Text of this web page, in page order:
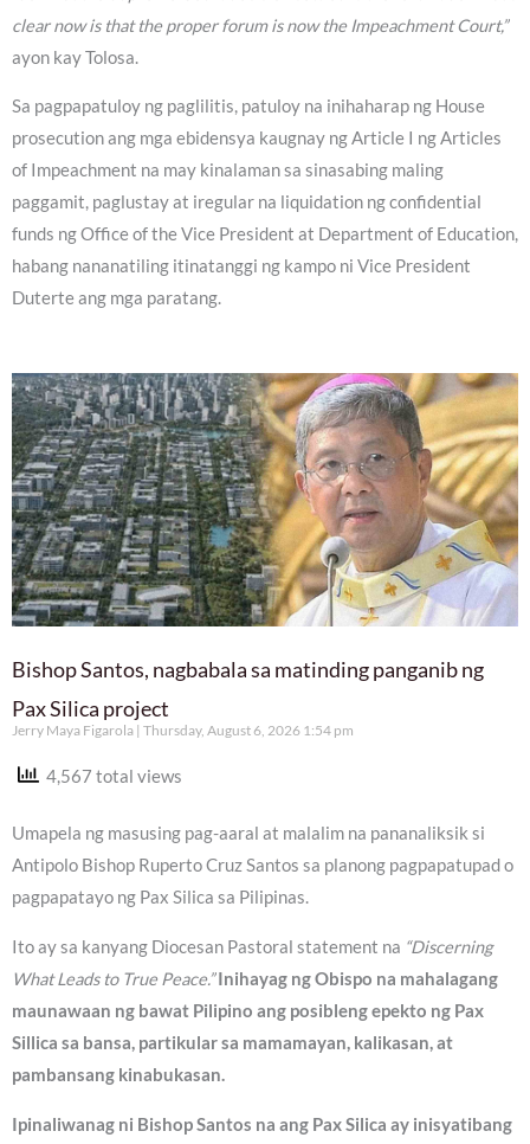
clear now is that the proper forum is now the Impeachment Court,”
ayon kay Tolosa.
Sa pagpapatuloy ng paglilitis, patuloy na inihaharap ng House
prosecution ang mga ebidensya kaugnay ng Article I ng Articles
of Impeachment na may kinalaman sa sinasabing maling
paggamit, paglustay at iregular na liquidation ng confidential
funds ng Office of the Vice President at Department of Education,
habang nananatiling itinatanggi ng kampo ni Vice President
Duterte ang mga paratang.
Bishop Santos, nagbabala sa matinding panganib ng
Pax Silica project
Jerry Maya Figarola Thursday, August 6, 2026 1:54 pm
4,567 total views
Umapela ng masusing pag-aaral at malalim na pananaliksik si
Antipolo Bishop Ruperto Cruz Santos sa planong pagpapatupad o
pagpapatayo ng Pax Silica sa Pilipinas.
Ito ay sa kanyang Diocesan Pastoral statement na “Discerning
What Leads to True Peace.”Inihayag ng Obispo na mahalagang
maunawaan ng bawat Pilipino ang posibleng epekto ng Pax
Sillica sa bansa, partikular sa mamamayan, kalikasan, at
pambansang kinabukasan.
Ipinaliwanag ni Bishop Santos na ang Pax Silica ay inisyatibang